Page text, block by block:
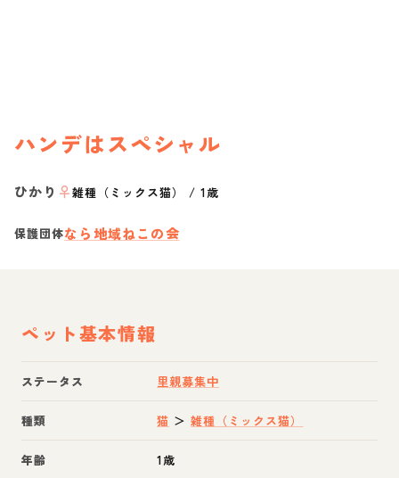
ハンデはスペシャル
ひかり ♀雑種（ミックス猫） /1歳
保護団体なら地域ねこの会
ペット基本情報
ステータス 里親募集中
種類 猫 ＞雑種（ミックス猫）
年齢 1歳